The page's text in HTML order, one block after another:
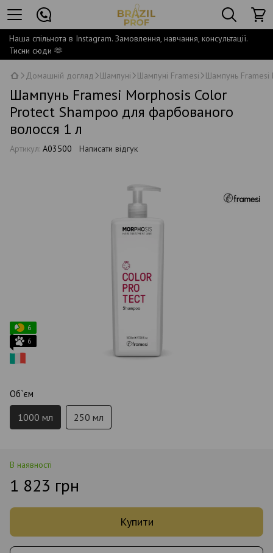
Наша спільнота в Instagram. Замовлення, навчання, консультації.
Тисни сюди 🫶
Домашній догляд Шампуні Шампуні Framesi Шампунь
Шампунь Framesi Morphosis Color
Protect Shampoo для фарбованого
волосся 1 л
Артикул: A03500 Написати відгук
6
6
Об`єм
1000 мл 250 мл
В наявності
1 823 грн
Купити